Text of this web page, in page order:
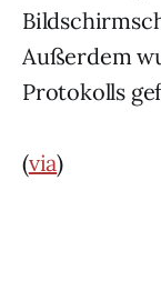
Außerdem
Protokolls
(via)